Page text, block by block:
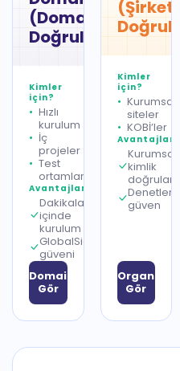
(Domain
Doğrulama)
Kimler
için?
Hızlı
kurulum
İç
projeler
Test
ortamları
Avantajlar
Dakikalar
içinde
kurulum
GlobalSign
güveni
DomainSSL’leri
Gör
(Şirket
Kimler
için?
Kurumsal
siteler
KOBİ’ler
Avantajlar
Kurumsal
kimlik
güven
Gör